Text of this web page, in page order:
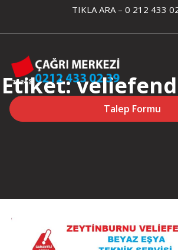
content
TIKLA ARA – 0 212 433
Talep Formu
Etiket:
beyaz eşya